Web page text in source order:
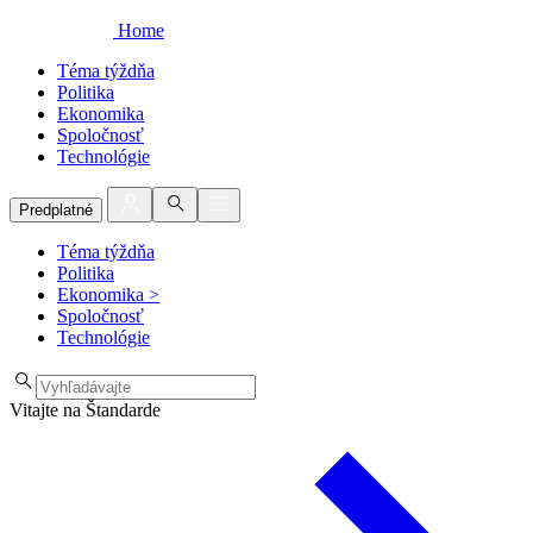
Home
Téma týždňa
Politika
Ekonomika
Spoločnosť
Technológie
Predplatné
Téma týždňa
Politika
Ekonomika >
Spoločnosť
Technológie
Vitajte na Štandarde